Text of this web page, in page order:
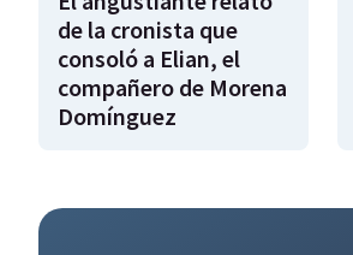
de la cronista que
consoló a Elian, el
compañero de Morena
Domínguez